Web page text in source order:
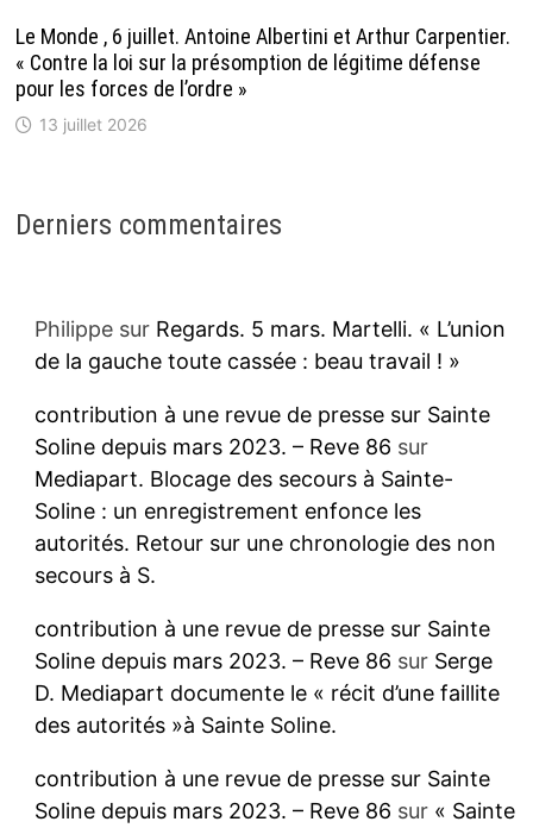
Le Monde , 6 juillet. Antoine Albertini et Arthur Carpentier.
« Contre la loi sur la présomption de légitime défense
pour les forces de l’ordre »
13 juillet 2026
Derniers commentaires
Philippesur Regards. 5 mars. Martelli. « L’union
de la gauche toute cassée : beau travail ! »
contribution à une revue de presse sur Sainte
Soline depuis mars 2023. – Reve 86 sur
Mediapart. Blocage des secours à Sainte-
Soline : un enregistrement enfonce les
autorités. Retour sur une chronologie des non
secours à S.
contribution à une revue de presse sur Sainte
Soline depuis mars 2023. – Reve 86 sur Serge
D. Mediapart documente le « récit d’une faillite
des autorités »à Sainte Soline.
contribution à une revue de presse sur Sainte
Soline depuis mars 2023. – Reve 86 sur « Sainte